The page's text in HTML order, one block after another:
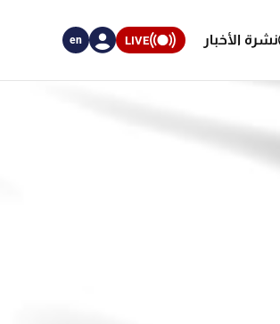
نشرة الأخبار LIVE
en